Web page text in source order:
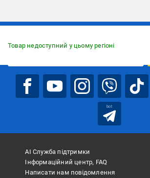
Товар недоступний у цьому регіоні
bot
АІ Служба підтримки
Інформаційний центр, FAQ
Написати нам повідомлення